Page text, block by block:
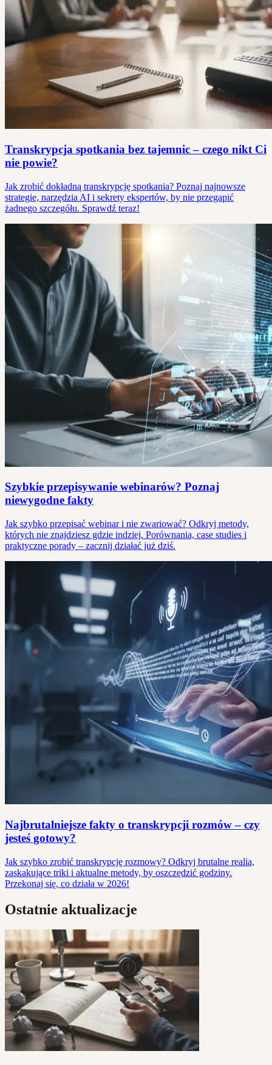
Transkrypcja spotkania bez tajemnic – czego nikt Ci
nie powie?
Jak zrobić dokładną transkrypcję spotkania? Poznaj najnowsze
strategie, narzędzia AI i sekrety ekspertów, by nie przegapić
żadnego szczegółu. Sprawdź teraz!
Szybkie przepisywanie webinarów? Poznaj
niewygodne fakty
Jak szybko przepisać webinar i nie zwariować? Odkryj metody,
których nie znajdziesz gdzie indziej. Porównania, case studies i
praktyczne porady – zacznij działać już dziś.
Najbrutalniejsze fakty o transkrypcji rozmów – czy
jesteś gotowy?
Jak szybko zrobić transkrypcję rozmowy? Odkryj brutalne realia,
zaskakujące triki i aktualne metody, by oszczędzić godziny.
Przekonaj się, co działa w 2026!
Ostatnie aktualizacje